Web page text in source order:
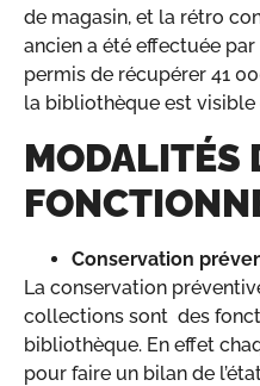
de magasin, et la rétro
ancien a été effectuée
permis de récupérer 41
la bibliothèque est visible
MODALITÉS
Conservation
La conservation
collections sont des
bibliothèque. En effet
pour faire un bilan de